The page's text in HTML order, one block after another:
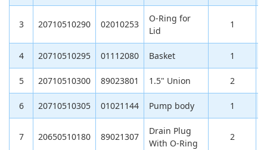
3 20710510290 02010253
O-Ring for
Lid
1
4 20710510295 01112080 Basket 1
5 20710510300 89023801 1.5" Union 2
6 20710510305 01021144 Pump body 1
7 20650510180 89021307
Drain Plug
With O-Ring
2